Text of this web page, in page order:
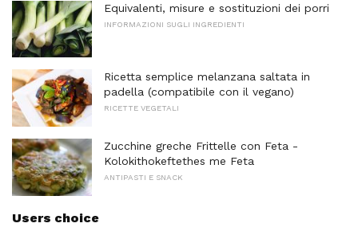
Equivalenti, misure e sostituzioni dei porri
INFORMAZIONI SUGLI INGREDIENTI
Ricetta semplice melanzana saltata in
padella (compatibile con il vegano)
RICETTE VEGETALI
Zucchine greche Frittelle con Feta -
Kolokithokeftethes me Feta
ANTIPASTI E SNACK
Users choice